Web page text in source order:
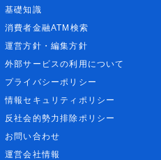
基礎知識
消費者金融ATM検索
運営方針・編集方針
外部サービスの利用について
プライバシーポリシー
情報セキュリティポリシー
反社会的勢力排除ポリシー
お問い合わせ
運営会社情報